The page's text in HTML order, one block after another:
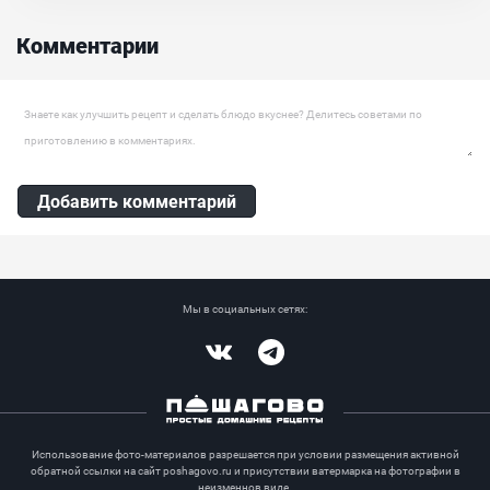
организма. При этом в ней относительно немного калорий и
совсем нет жира....
Комментарии
Оставить комментарий
Добавить комментарий
Мы в социальных сетях:
Использование фото-материалов разрешается при условии размещения активной
обратной ссылки на сайт poshagovo.ru и присутствии ватермарка на фотографии в